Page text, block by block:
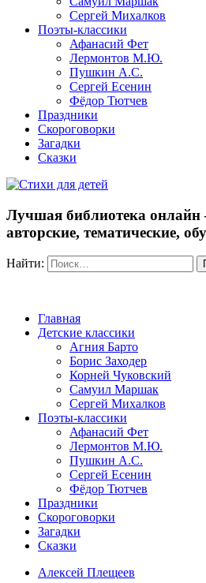
Сергей Михалков
Поэты-классики
Афанасий Фет
Лермонтов М.Ю.
Пушкин А.С.
Сергей Есенин
Фёдор Тютчев
Праздники
Скороговорки
Загадки
Сказки
Лучшая библиотека онлайн
авторские, тематические,
Найти:
Главная
Детские классики
Агния Барто
Борис Заходер
Корней Чуковский
Самуил Маршак
Сергей Михалков
Поэты-классики
Афанасий Фет
Лермонтов М.Ю.
Пушкин А.С.
Сергей Есенин
Фёдор Тютчев
Праздники
Скороговорки
Загадки
Сказки
Алексей Плещеев